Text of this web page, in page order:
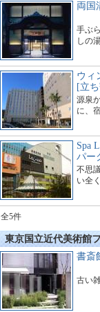
両国
手ぶ
しの
ウィ
[立
源泉
に、
Spa
パー
不思
い全
全5件
東京国立近代美術館
書斎
古い